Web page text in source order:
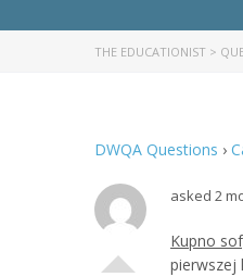
THE EDUCATIONIST >
DWQA Questions ›
asked 2
Kupno
pierwszej